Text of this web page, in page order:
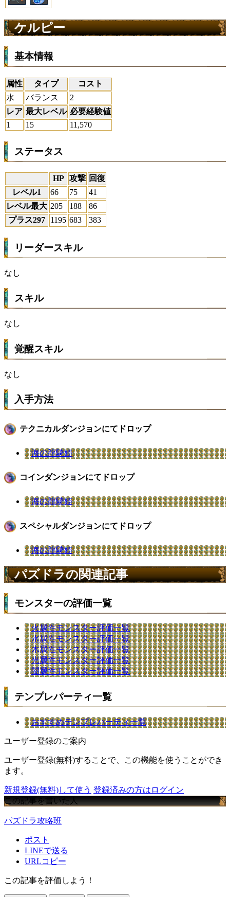
ケルピー
基本情報
属性 タイプ
コスト
水
バランス
2
レア 最大レベル 必要経験値
1
15 11,570
ステータス
HP 攻撃 回復
レベル1
66 75
41
レベル最大 205 188
86
プラス297
1195 683 383
リーダースキル
なし
スキル
なし
覚醒スキル
なし
入手方法
テクニカルダンジョンにてドロップ
海の龍騎姫
コインダンジョンにてドロップ
海の龍騎姫
スペシャルダンジョンにてドロップ
海の龍騎姫
パズドラの関連記事
モンスターの評価一覧
火属性モンスター評価一覧
水属性モンスター評価一覧
木属性モンスター評価一覧
光属性モンスター評価一覧
闇属性モンスター評価一覧
テンプレパーティ一覧
おすすめテンプレパーティ一覧
ユーザー登録のご案内
ユーザー登録(無料)することで、この機能を使うことができ
ます。
新規登録(無料)して使う 登録済みの方はログイン
この記事を書いた人
パズドラ攻略班
ポスト
LINEで送る
URLコピー
この記事を評価しよう！